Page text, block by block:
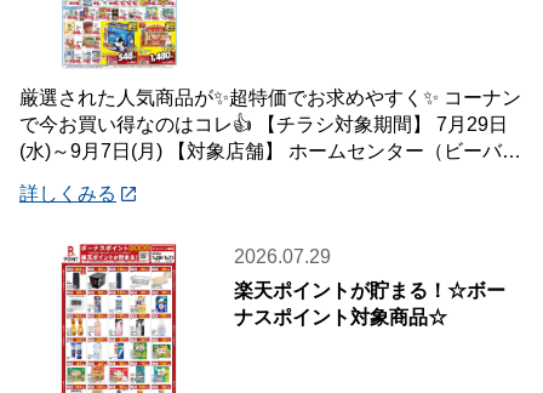
厳選された人気商品が✨超特価でお求めやすく✨ コーナン
で今お買い得なのはコレ👍 【チラシ対象期間】 7月29日
(水)～9月7日(月) 【対象店舗】 ホームセンター（ビーバー
詳しくみる
2026.07.29
楽天ポイントが貯まる！☆ボー
ナスポイント対象商品☆